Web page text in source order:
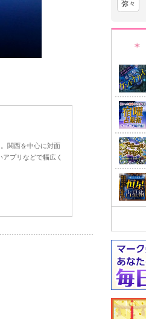
関西を中心に対面
プリなどで幅広く
弥々